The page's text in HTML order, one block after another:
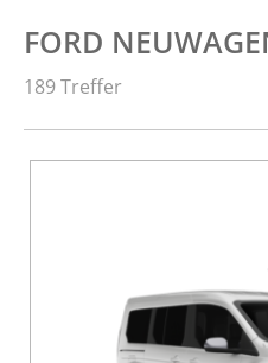
FORD
189 Treffer